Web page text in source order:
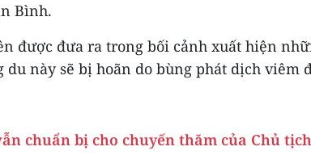
Bình.
được đưa ra trong bối cảnh xuất hiện
du này sẽ bị hoãn do bùng phát dịch viêm
chuẩn bị cho chuyến thăm của Chủ